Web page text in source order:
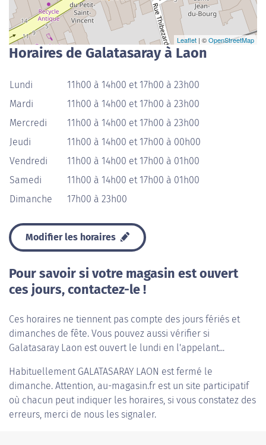
Leaflet | ©OpenStreetMap
Horaires de Galatasaray à Laon
Lundi
11h00 à 14h00 et 17h00 à 23h00
Mardi
11h00 à 14h00 et 17h00 à 23h00
Mercredi
11h00 à 14h00 et 17h00 à 23h00
Jeudi
11h00 à 14h00 et 17h00 à 00h00
Vendredi
11h00 à 14h00 et 17h00 à 01h00
Samedi
11h00 à 14h00 et 17h00 à 01h00
Dimanche
17h00 à 23h00
Modifier les horaires
Pour savoir si votre magasin est ouvert
ces jours, contactez-le !
Ces horaires ne tiennent pas compte des jours fériés et
dimanches de fête. Vous pouvez aussi vérifier si
Galatasaray Laon est ouvert le lundi en l'appelant...
Habituellement GALATASARAY LAON est fermé le
dimanche. Attention, au-magasin.fr est un site participatif
où chacun peut indiquer les horaires, si vous constatez des
erreurs, merci de nous les signaler.